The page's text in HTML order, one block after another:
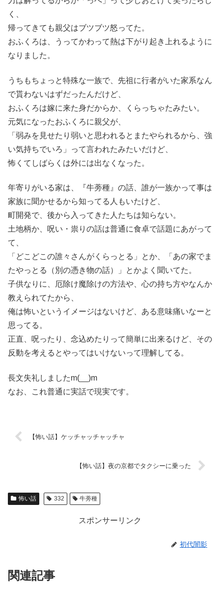
く、
帰ってきても親父はブツブツ怒ってた。
おふくろは、うってかわって熱は下がり起き上れるように
なりました。
うちもちょっと特殊な一族で、先祖に行者がいた家系なん
で貰わないはずだったんだけど、
おふくろは嫁に来た身だからか、くらっちゃたみたい。
元気になったおふくろに親父が、
「弱みを見せたり弱いと思われるとまたやられるから、強
い気持ちでいろ」って言われたみたいだけど、
怖くてしばらくは外には出なくなった。
年寄りがいる家は、『牛蒡種』の話、誰が一族かって事は
家族に聞かせるから知ってる人もいたけど、
町開発で、後から入ってきた人たちは知らない。
土地柄か、呪い・祟りの話は普通に食卓で話題にあがって
て、
「どこどこの誰々さんがくらっとる」とか、「あの家でま
たやっとる（別の憑き物の話）」とかよく聞いてた。
子供なりに、厄除け魔除けの方法や、心の持ち方やなんか
教えられてたから、
俺は怖いというイメージはないけど、ある意味痛いなーと
思ってる。
正直、呪ったり、念込めたりって簡単に出来るけど、その
反動を考えるとやってはいけないって理解してる。
長文失礼しましたm(__)m
なお、これ普通に実話で現実です。
【怖い話】ケッチャッチャッチャ
【怖い話】夜の京都でタクシーに乗った
怖い話 332 牛蒡種
スポンサーリンク
初代闇影
関連記事